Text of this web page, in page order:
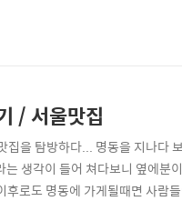
VIP는 30%까지 할인이 되는 최
/ 서울맛집
을 탐방하다... 명동을 지나다
생각이 들어 쳐다보니 옆에분
로도 명동에 가게될때면 사람